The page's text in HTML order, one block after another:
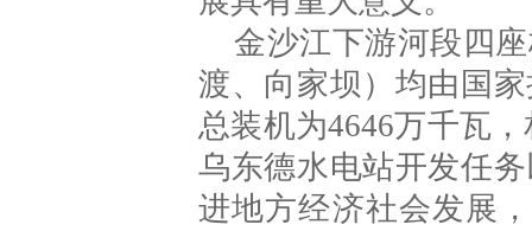
金沙江下游河段四座
渡、向家坝）均由国
总装机为4646万千瓦
乌东德水电站开发任
进地方经济社会发展